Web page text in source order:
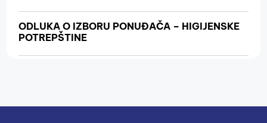
ODLUKA O IZBORU PONUĐAČA – HIGIJENSKE
POTREPŠTINE